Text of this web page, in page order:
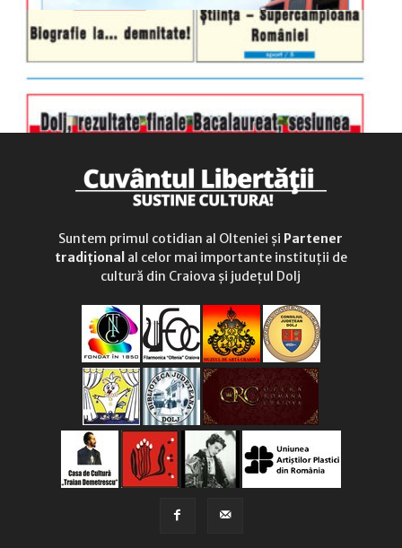
Suntem primul cotidian al Olteniei și Partener
tradițional al celor mai importante instituții de
cultură din Craiova și județul Dolj